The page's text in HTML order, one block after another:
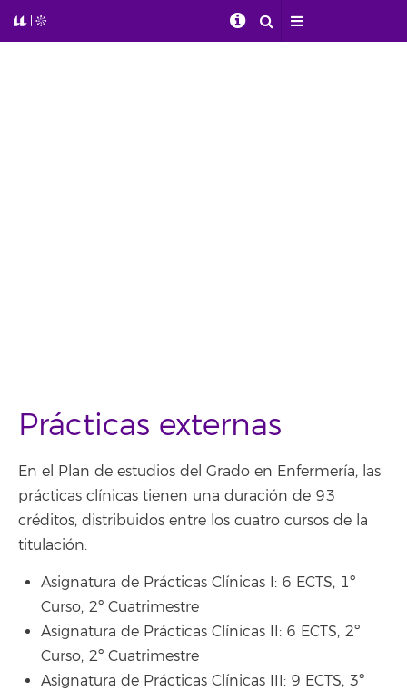
Prácticas externas
En el Plan de estudios del Grado en Enfermería, las
prácticas clínicas tienen una duración de 93
créditos, distribuidos entre los cuatro cursos de la
titulación:
Asignatura de Prácticas Clínicas I: 6 ECTS, 1º
Curso, 2º Cuatrimestre
Asignatura de Prácticas Clínicas II: 6 ECTS, 2º
Curso, 2º Cuatrimestre
Asignatura de Prácticas Clínicas III: 9 ECTS, 3º